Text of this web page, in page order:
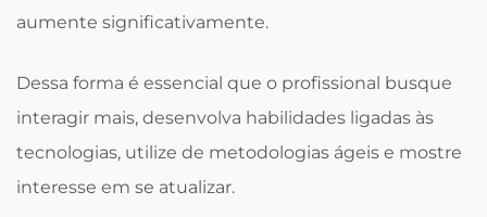
aumente significativamente.
Dessa forma é essencial que o profissional busque
interagir mais, desenvolva habilidades ligadas às
tecnologias, utilize de metodologias ágeis e mostre
interesse em se atualizar.